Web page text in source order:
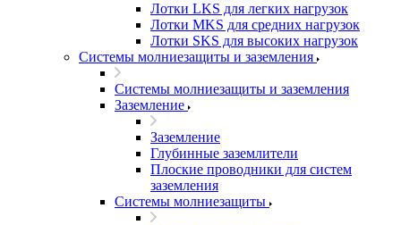
Лотки LKS для легких нагрузок
Лотки MKS для средних нагрузок
Лотки SKS для высоких нагрузок
Системы молниезащиты и заземления
Системы молниезащиты и заземления
Заземление
Заземление
Глубинные заземлители
Плоские проводники для систем
заземления
Системы молниезащиты